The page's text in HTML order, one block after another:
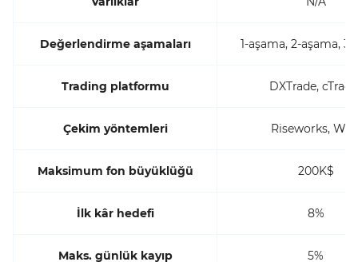
Değerlendirme aşamaları 1-aşama, 2-aşama,
Trading platformu DXTrade,
Çekim yöntemleri Riseworks,
Maksimum fon büyüklüğü 200K$
İlk kâr hedefi 8%
Maks. günlük kayıp 5%